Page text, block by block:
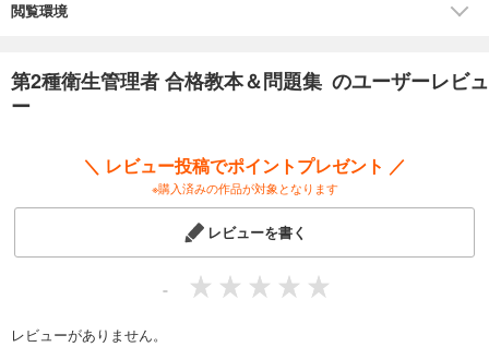
■目次
第3章 労働生理
模擬試験1
奥田 真史（おくだ しんじ）：資格合格実践会 代表。明治大学政治経済学
部卒業後、三菱化学株式会社坂出事業所（現：三菱ケミカル株式会社香
川事業所）での勤務を経て、2009年に資格合格実践会を設立し代表に就
任。化学事業所では品質保証業務および安全衛生管理業務を担当する傍
ら各種資格を取得。衛生管理者の講習会・通信講座を開催し、講師歴18
年目に突入。「より分かりやすく」をモットーに、多数の合格者を輩
資格：第一種衛生管理者、衛生工学衛生管理者、危険物取扱者甲種、エ
ックス線作業主任者など。
閲覧環境
第2種衛生管理者 合格教本＆問題集 のユーザーレビュ
ー
＼ レビュー投稿でポイントプレゼント ／
※購入済みの作品が対象となります
レビューを書く
-
レビューがありません。